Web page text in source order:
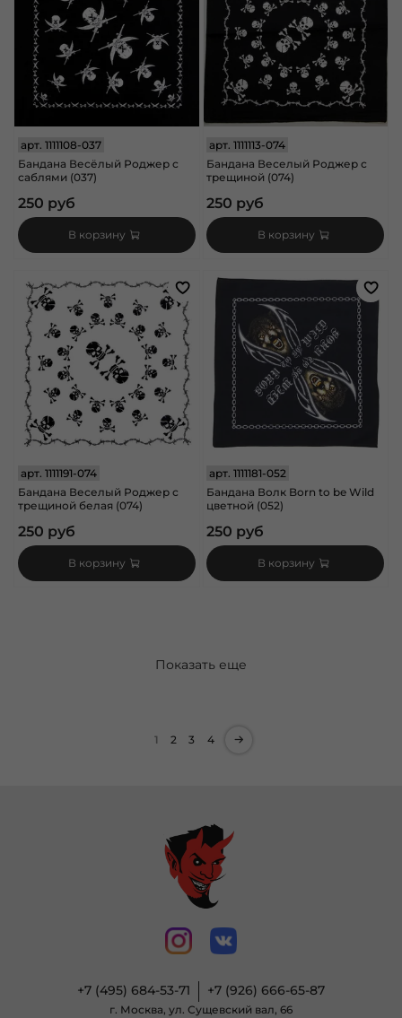
арт. 1111108-037
Бандана Весёлый Роджер с
саблями (037)
250 руб
В корзину
арт.1111113-074
Бандана Веселый Роджер с
трещиной (074)
250 руб
В корзину
арт. 1111191-074
Бандана Веселый Роджер с
трещиной белая (074)
250 руб
В корзину
арт.1111181-052
Бандана Волк Born to be Wild
цветной (052)
250 руб
В корзину
Показать еще
1 2 3 4
+7 (495) 684-53-71 +7 (926) 666-65-87
г. Москва, ул. Сущевский вал, 66